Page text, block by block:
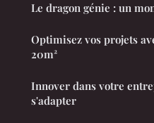
Le dragon génie : un
Optimisez vos projets
20m²
Innover dans votre
s'adapter